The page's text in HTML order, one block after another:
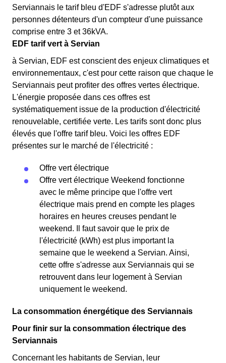
Serviannais le tarif bleu d'EDF s'adresse plutôt aux
personnes détenteurs d'un compteur d'une puissance
comprise entre 3 et 36kVA.
EDF tarif vert à Servian
à Servian, EDF est conscient des enjeux climatiques et
environnementaux, c'est pour cette raison que chaque le
Serviannais peut profiter des offres vertes électrique.
L'énergie proposée dans ces offres est
systématiquement issue de la production d'électricité
renouvelable, certifiée verte. Les tarifs sont donc plus
élevés que l'offre tarif bleu. Voici les offres EDF
présentes sur le marché de l'électricité :
Offre vert électrique
Offre vert électrique Weekend fonctionne
avec le même principe que l'offre vert
électrique mais prend en compte les plages
horaires en heures creuses pendant le
weekend. Il faut savoir que le prix de
l'électricité (kWh) est plus important la
semaine que le weekend a Servian. Ainsi,
cette offre s'adresse aux Serviannais qui se
retrouvent dans leur logement à Servian
uniquement le weekend.
La consommation énergétique des Serviannais
Pour finir sur la consommation électrique des
Serviannais
Concernant les habitants de Servian, leur